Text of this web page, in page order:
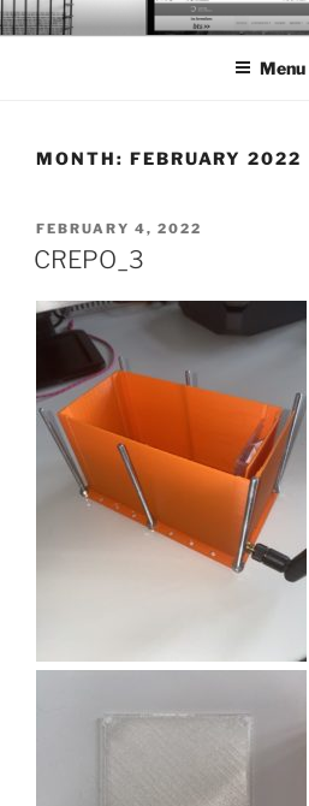
Skip
to
BTS PORTFOLIO
Menu
MONTH: FEBRUARY 2022
POSTED
ON
FEBRUARY 4, 2022
CREPO_3